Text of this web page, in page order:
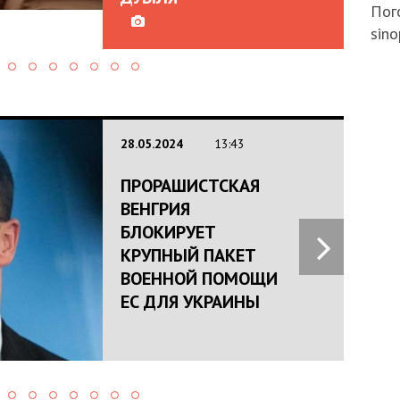
28.05.2024 13:43
ПРОРАШИСТСКАЯ
ВЕНГРИЯ
БЛОКИРУЕТ
КРУПНЫЙ ПАКЕТ
ВОЕННОЙ ПОМОЩИ
ЕС ДЛЯ УКРАИНЫ